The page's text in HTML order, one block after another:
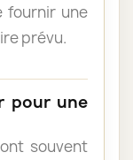
fournir une
prévu.
pour une
souvent